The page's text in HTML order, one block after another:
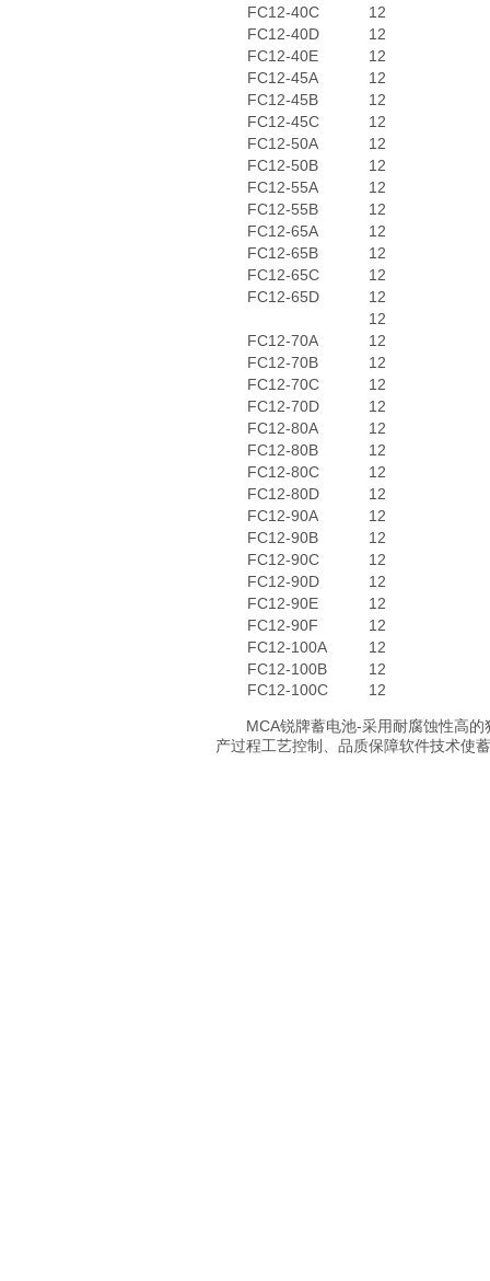
FC12-40C
12
FC12-40D
12
FC12-40E
12
FC12-45A
12
FC12-45B
12
FC12-45C
12
FC12-50A
12
FC12-50B
12
FC12-55A
12
FC12-55B
12
FC12-65A
12
FC12-65B
12
FC12-65C
12
FC12-65D
12
12
FC12-70A
12
FC12-70B
12
FC12-70C
12
FC12-70D
12
FC12-80A
12
FC12-80B
12
FC12-80C
12
FC12-80D
12
FC12-90A
12
FC12-90B
12
FC12-90C
12
FC12-90D
12
FC12-90E
12
FC12-90F
12
FC12-100A
12
FC12-100B
12
FC12-100C
12
MCA锐牌蓄电池-采用耐腐蚀性高
产过程工艺控制、品质保障软件技术使